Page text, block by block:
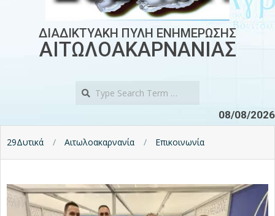
ΔΙΑΔΙΚΤΥΑΚΗ ΠΥΛΗ ΕΝΗΜΕΡΩΣΗΣ
ΑΙΤΩΛΟΑΚΑΡΝΑΝΙΑΣ
08/08/2026
29Δυτικά Αιτωλοακαρνανία Επικοινωνία